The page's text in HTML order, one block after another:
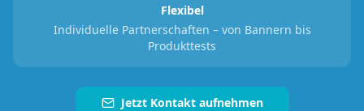
Flexibel
Individuelle Partnerschaften – von Bannern bis
Produkttests
Jetzt Kontakt aufnehmen